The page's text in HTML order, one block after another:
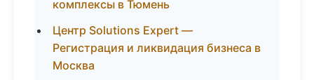
комплексы в Тюмень
Центр Solutions Expert —
Регистрация и ликвидация бизнеса в
Москва